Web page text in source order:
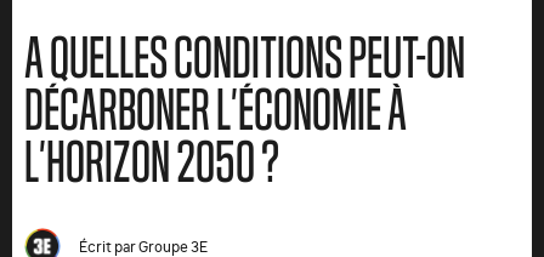
A QUELLES CONDITIONS PEUT-ON
DÉCARBONER L’ÉCONOMIE À
L’HORIZON 2050 ?
Écrit parGroupe 3E